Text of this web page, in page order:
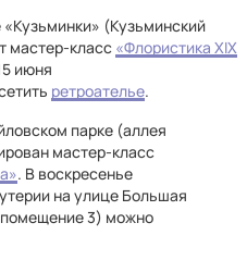
(Кузьминский
мастер-класс «Флористика XIX
июня
ретроателье.
парке (аллея
мастер-класс
. В воскресенье
на улице Большая
помещение 3) можно